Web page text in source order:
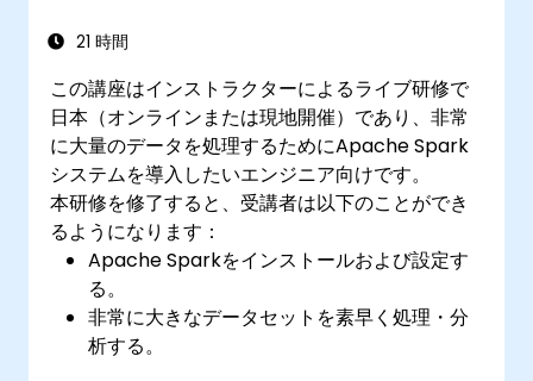
21 時間
この講座はインストラクターによるライブ研修で
日本（オンラインまたは現地開催）であり、非常
に大量のデータを処理するためにApache Spark
システムを導入したいエンジニア向けです。
本研修を修了すると、受講者は以下のことができ
るようになります：
Apache Sparkをインストールおよび設定す
る。
非常に大きなデータセットを素早く処理・分
析する。